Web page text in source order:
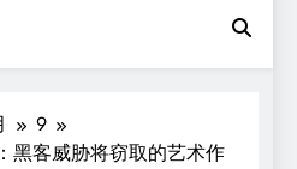
9
黑客威胁将窃取的艺术作